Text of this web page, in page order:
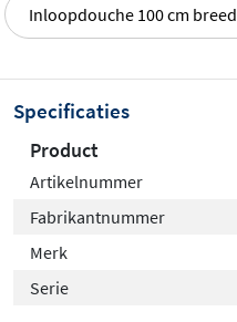
Inloopdouche 100 cm breed
Specificaties
Product
Artikelnummer
Fabrikantnummer
Merk
Serie